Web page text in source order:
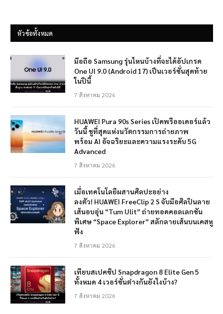
หัวข้อทั้งหมด
มือถือ Samsung รุ่นไหนบ้างที่จะได้อัปเกรด
One UI 9.0 (Android 17) เป็นเวอร์ชั่นสุดท้าย
ในปีนี้
7 สิงหาคม 2026
HUAWEI Pura 90s Series เปิดพรีออเดอร์แล้ว
วันนี้ ชูที่สุดแห่งนวัตกรรมการถ่ายภาพ
พร้อม AI อัจฉริยะและความแรงระดับ 5G
Advanced
7 สิงหาคม 2026
เมื่อเทคโนโลยีผสานศิลปะอย่าง
ลงตัว! HUAWEI FreeClip 2 S จับมือศิลปินลาย
เส้นอบอุ่น “Tum Ulit” ถ่ายทอดคอลเลกชัน
พิเศษ “Space Explorer” สลักลายเส้นบนเคสหู
ฟัง
7 สิงหาคม 2026
เทียบสเปคชิป Snapdragon 8 Elite Gen 5
ทั้งหมด 4 เวอร์ชั่นต่างกันยังไงบ้าง?
7 สิงหาคม 2026